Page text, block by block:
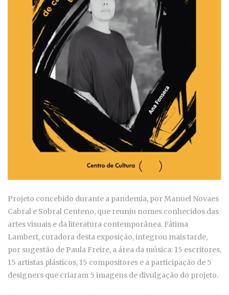
Projeto concebido durante a pandemia, por Manuel Novaes
Cabral e Sobral Centeno, que reuniu nomes conhecidos das
artes visuais e da literatura contemporânea. Fátima
Lambert, curadora desta exposição, integrou mais tarde,
por sugestão de Paula Freire, a área da música: 15 escritores,
15 artistas plásticos, 15 compositores e a participação de 5
designers que criaram 5 imagens de divulgação do projeto.